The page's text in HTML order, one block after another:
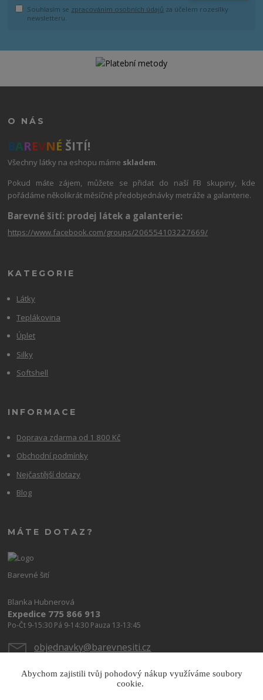
Souhlasím se zpracováním osobních údajů za účelem rozesílky
newsletteru.
O NÁS
BAREVNÉ ŠITÍ!
Všechny látky na eshopu máme skladem.
Pokud máte zájem, můžete se přidat do naší FB skupiny, kde
pořádáme několikrát měsíčně předobjednávky metráže a galanterie.
Barevné šití: prodej látek a galanterie:
https://www.facebook.com/groups/206554103227669/
KATEGORIE
Látky
Teplákovina
Úplet
Silky
Softshell
INFORMACE
Doprava zdarma od 1 800 Kč
Obchodní podmínky
Nejčastější dotazy
Blog
MÁTE DOTAZ?
Barevné šití
Blanka Hubnerová
Expedice 775 866 913
Po-Čt 9-15:30 Pá 9-14:30 Pauza 13-13:45
objednavky@barevnesiti.cz
Abychom zajistili tvůj pohodový nákup využíváme soubory
cookie.